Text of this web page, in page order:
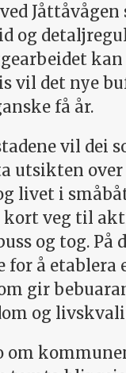
og
vil det nye
få år.
vil dei
utsikten over
livet i
kort veg til
og tog. På
å etablera
gir
og
om